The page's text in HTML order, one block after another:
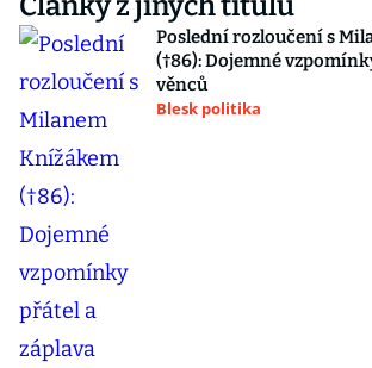
Poslední rozloučení s
(†86): Dojemné
věnců
Blesk politika